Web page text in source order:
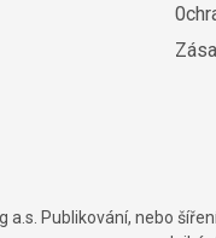
a.s. Publikování, nebo